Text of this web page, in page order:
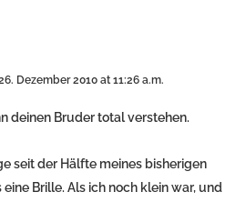
Dezember 2010 at 11:26 a.m.
deinen Bruder total verstehen.
seit der Hälfte meines bisherigen
eine Brille. Als ich noch klein war, und